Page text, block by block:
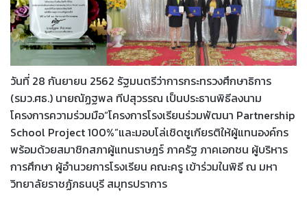
วันที่ 28 กันยายน 2562 รัฐมนตรีว่าการกระทรวงศึกษาธิการ
(รมว.ศธ.) นายณัฏฐพล ทีปสุวรรณ เป็นประธานพิธีลงนาม
โครงการความร่วมมือ“โครงการโรงเรียนร่วมพัฒนา Partnership
School Project 100%”และมอบโล่เชิดชูเกียรติให้ผู้แทนองค์กร
พร้อมด้วยสมาชิกสภาผู้แทนราษฎร์ ภาครัฐ ภาคเอกชน ผู้บริหาร
การศึกษา ผู้อำนวยการโรงเรียน คณะครู เข้าร่วมในพิธี ณ มหา
วิทยาลัยราชฏัภธนบุรี สมุทรปราการ